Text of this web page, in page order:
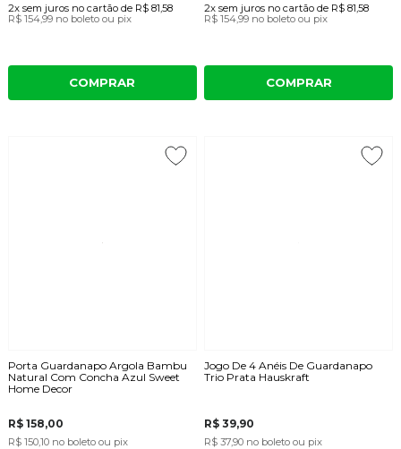
2x sem juros no cartãode R$ 81,58
R$ 154,99 no boleto ou pix
COMPRAR
2x sem juros no cartão de R$ 81,58
R$ 154,99 no boleto ou pix
COMPRAR
Porta Guardanapo Argola Bambu
Natural Com Concha Azul Sweet
Home Decor
R$ 158,00
R$ 150,10 no boleto ou pix
Jogo De 4 Anéis De Guardanapo
Trio Prata Hauskraft
R$ 39,90
R$ 37,90 no boleto ou pix